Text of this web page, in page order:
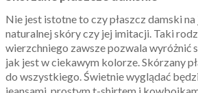
Nie jest istotne to czy płaszcz damski
naturalnej skóry czy jej imitacji. Taki
wierzchniego zawsze pozwala wyróżnić
jak jest w ciekawym kolorze. Skórzany
do wszystkiego. Świetnie wyglądać